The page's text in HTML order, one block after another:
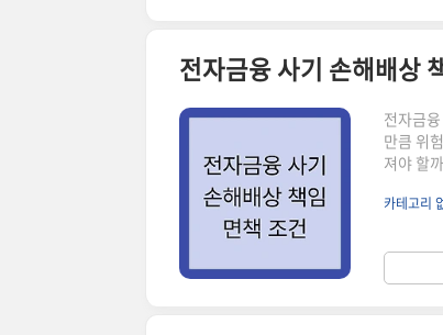
전자금융 사기 손해배상
전자금
만큼 위
져야 할
세히 알
고의 또
실 이
카테고리